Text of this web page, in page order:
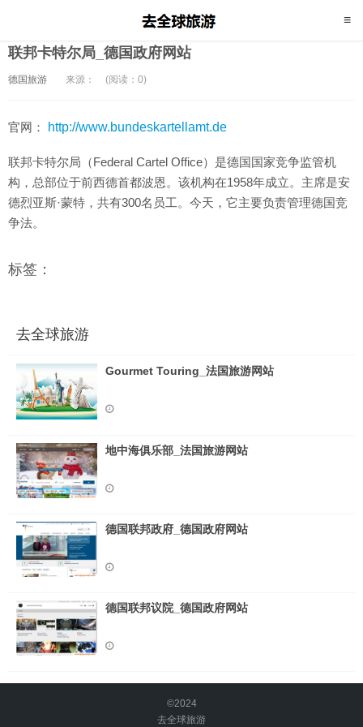
联邦卡特尔局_德国政府网站
德国旅游 来源： (阅读：0)
官网： http://www.bundeskartellamt.de
联邦卡特尔局（Federal Cartel Office）是德国国家竞争监管机
构，总部位于前西德首都波恩。该机构在1958年成立。主席是安
德烈亚斯·蒙特，共有300名员工。今天，它主要负责管理德国竞
争法。
标签：
去全球旅游
Gourmet Touring_法国旅游网站
地中海俱乐部_法国旅游网站
德国联邦政府_德国政府网站
德国联邦议院_德国政府网站
©2024
去全球旅游